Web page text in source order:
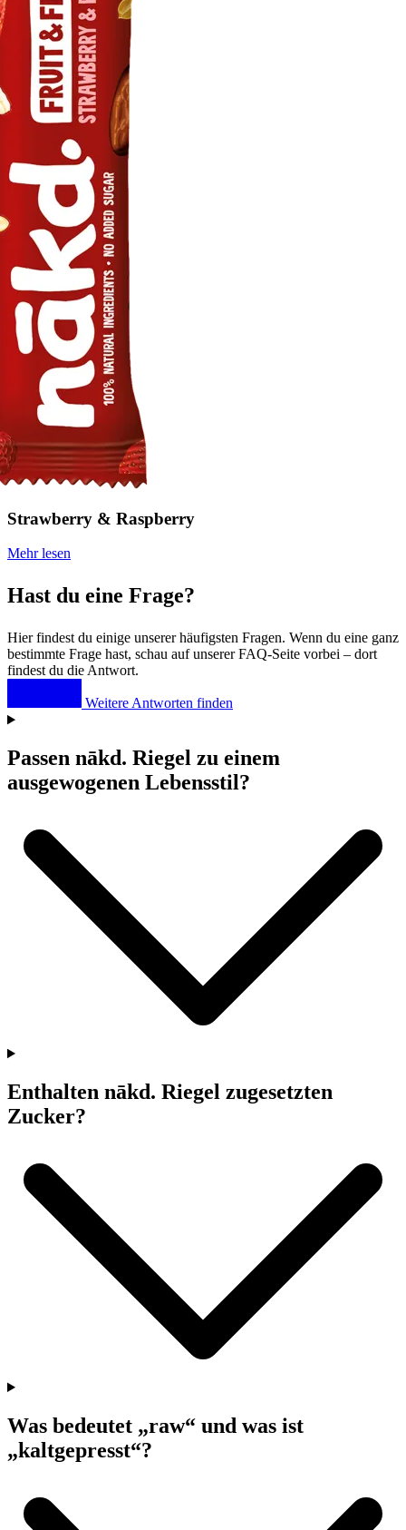
Strawberry & Raspberry
Mehr lesen
Hast du eine Frage?
Hier findest du einige unserer häufigsten Fragen. Wenn du eine ganz
bestimmte Frage hast, schau auf unserer FAQ-Seite vorbei – dort
findest du die Antwort.
Weitere Antworten finden
Passen nākd. Riegel zu einem
ausgewogenen Lebensstil?
Enthalten nākd. Riegel zugesetzten
Zucker?
Was bedeutet „raw“ und was ist
„kaltgepresst“?